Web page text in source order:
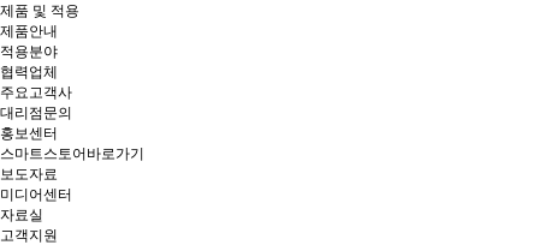
제품 및 적용
제품안내
적용분야
협력업체
주요고객사
대리점문의
홍보센터
스마트스토어바로가기
보도자료
미디어센터
자료실
고객지원